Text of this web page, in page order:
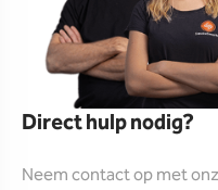
Direct hulp nodig?
Neem contact op met